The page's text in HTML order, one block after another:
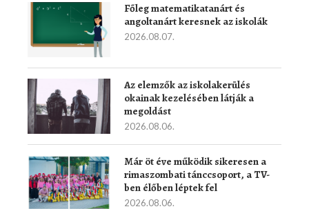
Főleg matematikatanárt és
angoltanárt keresnek az iskolák
2026.08.07.
Az elemzők az iskolakerülés
okainak kezelésében látják a
megoldást
2026.08.06.
Már öt éve működik sikeresen a
rimaszombati tánccsoport, a TV-
ben élőben léptek fel
2026.08.06.